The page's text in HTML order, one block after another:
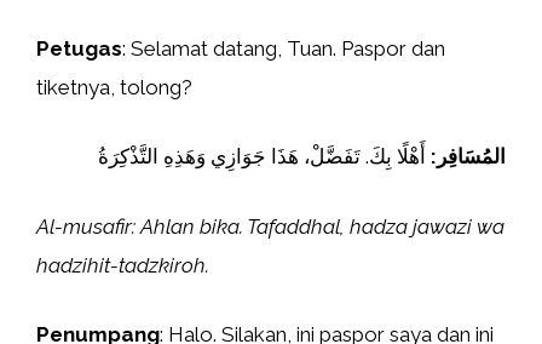
Petugas: Selamat datang, Tuan. Paspor dan
tiketnya, tolong?
المُسَافِر: أَهْلًا بِكَ. تَفَضَّلْ، هَذَا جَوَازِي وَهَذِهِ التَّذْكِرَةُ
Al-musafir: Ahlan bika. Tafaddhal, hadza jawazi wa
hadzihit-tadzkiroh.
Penumpang: Halo. Silakan, ini paspor saya dan ini